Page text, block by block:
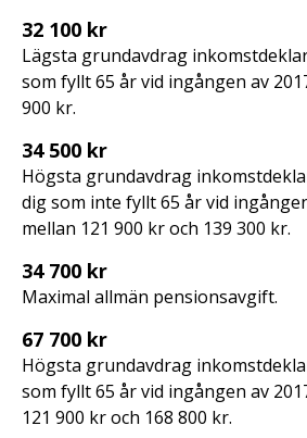
32 100 kr
Lägsta grundavdrag
som fyllt 65 år vid ingången av
900 kr.
34 500 kr
Högsta grundavdrag
dig som inte fyllt 65 år vid
mellan 121 900 kr och 139 300 kr.
34 700 kr
Maximal allmän pensionsavgift.
67 700 kr
Högsta grundavdrag
som fyllt 65 år vid ingången av
121 900 kr och 168 800 kr.